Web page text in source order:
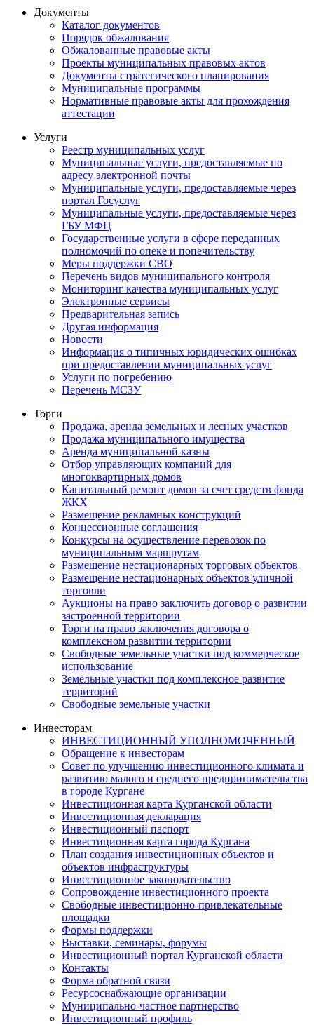
Документы
Каталог документов
Порядок обжалования
Обжалованные правовые акты
Проекты муниципальных правовых актов
Документы стратегического планирования
Муниципальные программы
Нормативные правовые акты для прохождения
аттестации
Услуги
Реестр муниципальных услуг
Муниципальные услуги, предоставляемые по
адресу электронной почты
Муниципальные услуги, предоставляемые через
портал Госуслуг
Муниципальные услуги, предоставляемые через
ГБУ МФЦ
Государственные услуги в сфере переданных
полномочий по опеке и попечительству
Меры поддержки СВО
Перечень видов муниципального контроля
Мониторинг качества муниципальных услуг
Электронные сервисы
Предварительная запись
Другая информация
Новости
Информация о типичных юридических ошибках
при предоставлении муниципальных услуг
Услуги по погребению
Перечень МСЗУ
Торги
Продажа, аренда земельных и лесных участков
Продажа муниципального имущества
Аренда муниципальной казны
Отбор управляющих компаний для
многоквартирных домов
Капитальный ремонт домов за счет средств фонда
ЖКХ
Размещение рекламных конструкций
Концессионные соглашения
Конкурсы на осуществление перевозок по
муниципальным маршрутам
Размещение нестационарных торговых объектов
Размещение нестационарных объектов уличной
торговли
Аукционы на право заключить договор о развитии
застроенной территории
Торги на право заключения договора о
комплексном развитии территории
Свободные земельные участки под коммерческое
использование
Земельные участки под комплексное развитие
территорий
Свободные земельные участки
Инвесторам
ИНВЕСТИЦИОННЫЙ УПОЛНОМОЧЕННЫЙ
Обращение к инвесторам
Совет по улучшению инвестиционного климата и
развитию малого и среднего предпринимательства
в городе Кургане
Инвестиционная карта Курганской области
Инвестиционная декларация
Инвестиционный паспорт
Инвестиционная карта города Кургана
План создания инвестиционных объектов и
объектов инфраструктуры
Инвестиционное законодательство
Сопровождение инвестиционного проекта
Свободные инвестиционно-привлекательные
площадки
Формы поддержки
Выставки, семинары, форумы
Инвестиционный портал Курганской области
Контакты
Форма обратной связи
Ресурсоснабжающие организации
Муниципально-частное партнерство
Инвестиционный профиль